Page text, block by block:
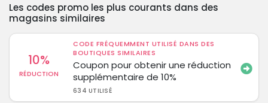
Les codes promo les plus courants dans des
magasins similaires
10%
RÉDUCTION
CODE FRÉQUEMMENT UTILISÉ DANS DES
BOUTIQUES SIMILAIRES
Coupon pour obtenir une réduction
supplémentaire de 10%
634 UTILISÉ